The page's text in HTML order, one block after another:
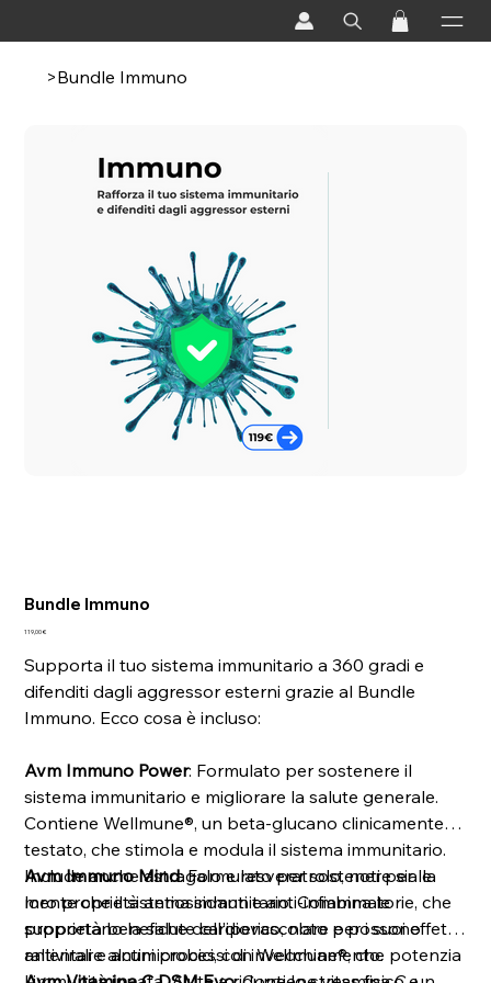
>Bundle Immuno
Bundle Immuno
Prezzo
119,00 €
Supporta il tuo sistema immunitario a 360 gradi e
difenditi dagli aggressor esterni grazie al Bundle
Immuno. Ecco cosa è incluso:
Avm Immuno Power: Formulato per sostenere il
sistema immunitario e migliorare la salute generale.
Contiene Wellmune®, un beta-glucano clinicamente
testato, che stimola e modula il sistema immunitario.
Include anche astragalo e resveratrolo, noti per le
loro proprietà antiossidanti e anti-infiammatorie, che
supportano la salute cardiovascolare e possono
rallentare alcuni processi di invecchiamento.
Avm Immuno Mind: Formulato per sostenere sia la
mente che il sistema immunitario. Combina le
proprietà benefiche dell'iperico, noto per i suoi effetti
antivirali e antimicrobici, con Wellmune®, che potenzia